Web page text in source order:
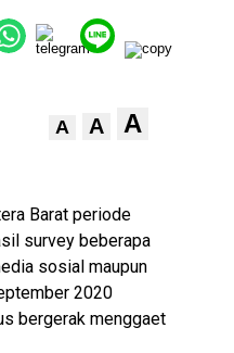
A A A
Barat periode
survey beberapa
sosial maupun
2020
bergerak menggaet